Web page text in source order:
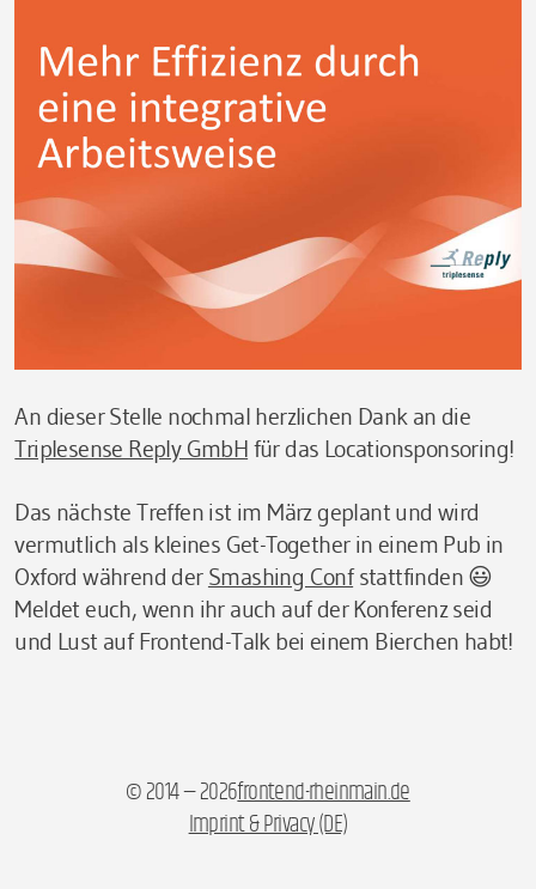
An dieser Stelle nochmal herzlichen Dank an die
Triplesense Reply GmbH für das Locationsponsoring!
Das nächste Treffen ist im März geplant und wird
vermutlich als kleines Get-Together in einem Pub in
Oxford während der Smashing Confstattfinden 😃
Meldet euch, wenn ihr auch auf der Konferenz seid
und Lust auf Frontend-Talk bei einem Bierchen habt!
© 2014 — 2026frontend-rheinmain.de
Imprint & Privacy (DE)